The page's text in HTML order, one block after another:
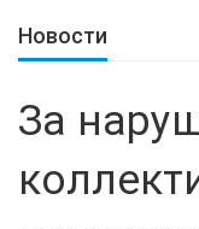
Новости
За